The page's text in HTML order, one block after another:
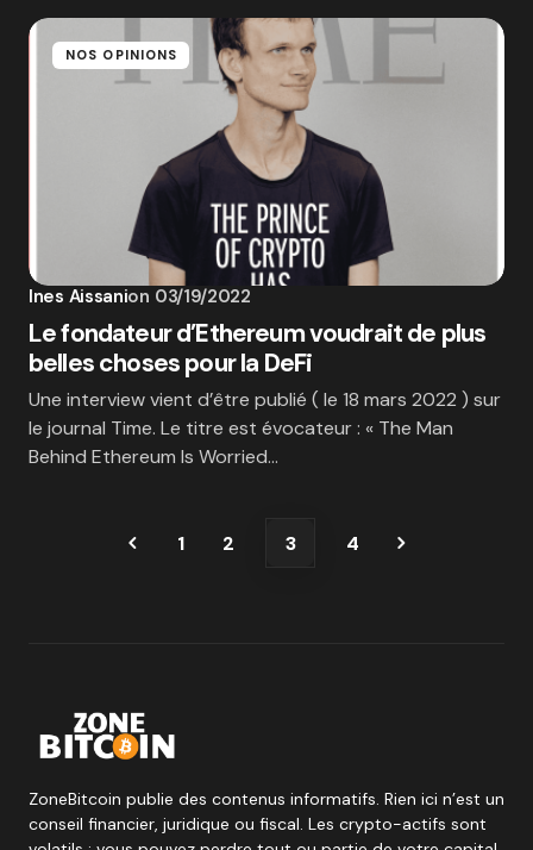
NOS OPINIONS
Ines Aissanion 03/19/2022
Le fondateur d’Ethereum voudrait de plus
belles choses pour la DeFi
Une interview vient d’être publié ( le 18 mars 2022 ) sur
le journal Time. Le titre est évocateur : « The Man
Behind Ethereum Is Worried…
1 2 3 4
ZoneBitcoin publie des contenus informatifs. Rien ici n’est un
conseil financier, juridique ou fiscal. Les crypto-actifs sont